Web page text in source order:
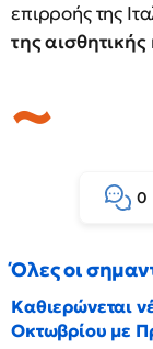
επιρροής της
της
0
Όλες οι
Καθιερώνεται
Οκτωβρίου με